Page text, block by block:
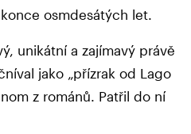
osmdesátých let.
unikátní a zajímavý právě
jako „přízrak od Lago
z románů. Patřil do ní